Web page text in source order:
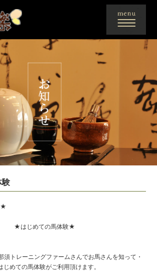
験
★
★はじめての馬体験★
須トレーニングファームさんでお馬さんを知って・
めての馬体験がご利用頂けます。